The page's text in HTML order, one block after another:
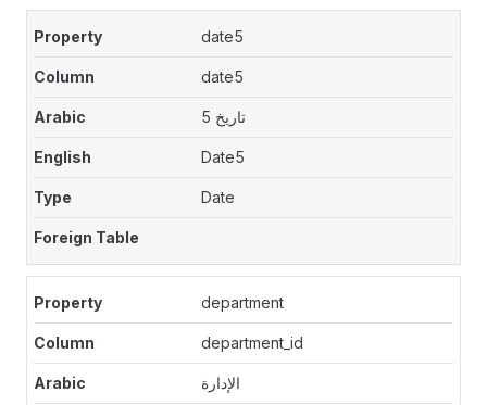
date5
date5
تاريخ 5
Date5
Date
department
department_id
الإدارة